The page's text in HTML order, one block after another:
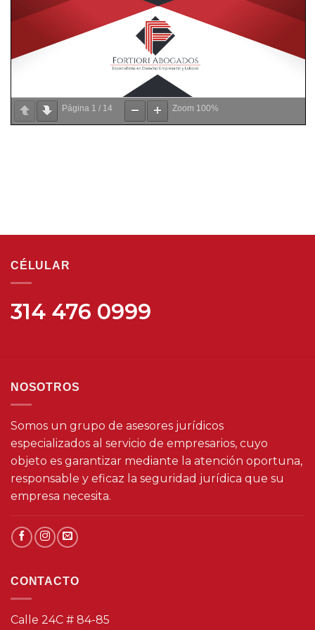
Página 1 / 14 Zoom 100%
CÉLULAR
314 476 0999
NOSOTROS
Somos un grupo de asesores jurídicos
especializados al servicio de empresarios, cuyo
objeto es garantizar mediante la atención oportuna,
responsable y eficaz la seguridad jurídica que su
empresa necesita.
CONTACTO
Calle 24C # 84-85